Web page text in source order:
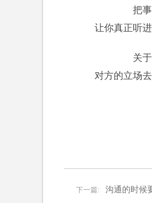
把事实
让你真正听
关于“
对方的立场
下一篇: 沟通的时候